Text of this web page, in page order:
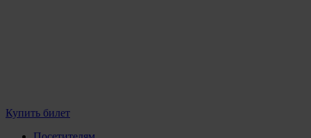
Купить билет